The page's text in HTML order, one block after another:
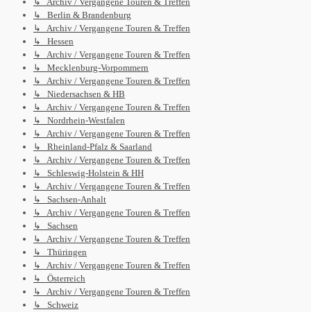
↳ Berlin & Brandenburg
↳ Archiv / Vergangene Touren & Treffen
↳ Hessen
↳ Archiv / Vergangene Touren & Treffen
↳ Mecklenburg-Vorpommern
↳ Archiv / Vergangene Touren & Treffen
↳ Niedersachsen & HB
↳ Archiv / Vergangene Touren & Treffen
↳ Nordrhein-Westfalen
↳ Archiv / Vergangene Touren & Treffen
↳ Rheinland-Pfalz & Saarland
↳ Archiv / Vergangene Touren & Treffen
↳ Schleswig-Holstein & HH
↳ Archiv / Vergangene Touren & Treffen
↳ Sachsen-Anhalt
↳ Archiv / Vergangene Touren & Treffen
↳ Sachsen
↳ Archiv / Vergangene Touren & Treffen
↳ Thüringen
↳ Archiv / Vergangene Touren & Treffen
↳ Österreich
↳ Archiv / Vergangene Touren & Treffen
↳ Schweiz